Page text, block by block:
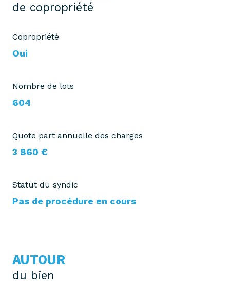
de copropriété
Copropriété
Oui
Nombre de lots
604
Quote part annuelle des charges
3 860 €
Statut du syndic
Pas de procédure en cours
AUTOUR
du bien